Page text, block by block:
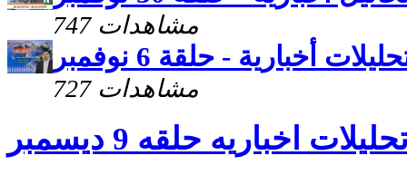
747 مشاهدات
أخبارية - حلقة 6 نوفمبر
727 مشاهدات
اخباريه حلقه 9 ديسمبر